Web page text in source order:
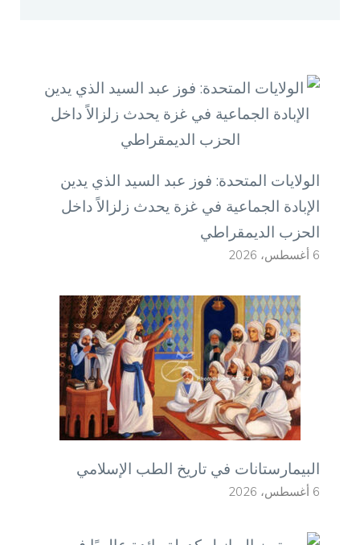
الولايات المتحدة: فوز عبد السيد الذي يدين
الإبادة الجماعية في غزة يحدث زلزالاً داخل
الحزب الديمقراطي
6 أغسطس، 2026
البيمارستانات في تاريخ الطب الإسلامي
6 أغسطس، 2026